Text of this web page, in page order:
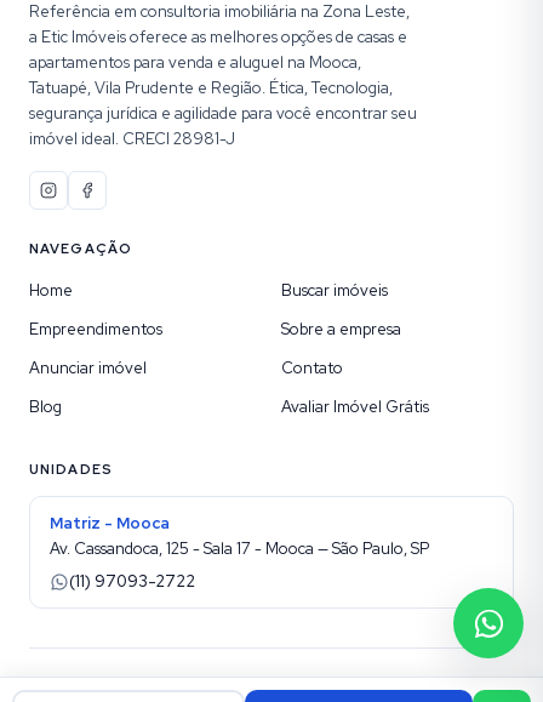
Referência em consultoria imobiliária na Zona Leste,
a Etic Imóveis oferece as melhores opções de casas e
apartamentos para venda e aluguel na Mooca,
Tatuapé, Vila Prudente e Região. Ética, Tecnologia,
segurança jurídica e agilidade para você encontrar seu
imóvel ideal. CRECI 28981-J
NAVEGAÇÃO
Home
Buscar imóveis
Empreendimentos
Sobre a empresa
Anunciar imóvel
Contato
Blog
Avaliar Imóvel Grátis
UNIDADES
Matriz - Mooca
Av. Cassandoca, 125 - Sala 17 - Mooca — São Paulo, SP
(11) 97093-2722
©2026Etic Imóveis sua Imobiliária na Mooca. Todos os direitos reservados.